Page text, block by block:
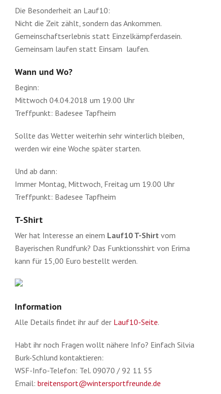
Die Besonderheit an Lauf10:
Nicht die Zeit zählt, sondern das Ankommen.
Gemeinschaftserlebnis statt Einzelkämpferdasein.
Gemeinsam laufen statt Einsam laufen.
Wann und Wo?
Beginn:
Mittwoch 04.04.2018 um 19.00 Uhr
Treffpunkt: Badesee Tapfheim
Sollte das Wetter weiterhin sehr winterlich bleiben,
werden wir eine Woche später starten.
Und ab dann:
Immer Montag, Mittwoch, Freitag um 19.00 Uhr
Treffpunkt: Badesee Tapfheim
T-Shirt
Wer hat Interesse an einem Lauf10 T-Shirt vom
Bayerischen Rundfunk? Das Funktionsshirt von Erima
kann für 15,00 Euro bestellt werden.
Information
Alle Details findet ihr auf der Lauf10-Seite.
Habt ihr noch Fragen wollt nähere Info? Einfach Silvia
Burk-Schlund kontaktieren:
WSF-Info-Telefon: Tel. 09070 / 92 11 55
Email: breitensport@wintersportfreunde.de